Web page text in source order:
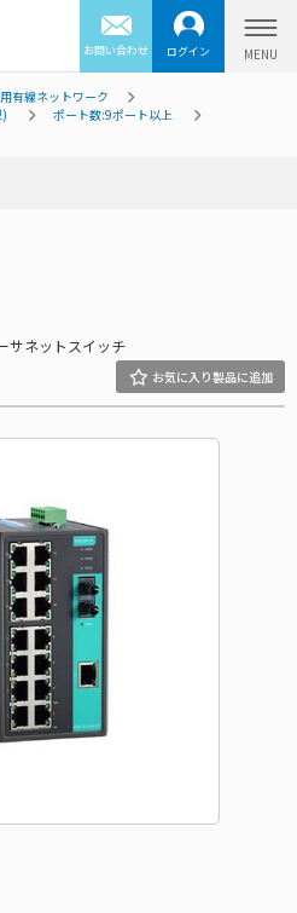
お問い合わせ ログイン
有線ネットワーク
ポート数:9ポート以上
サネットスイッチ